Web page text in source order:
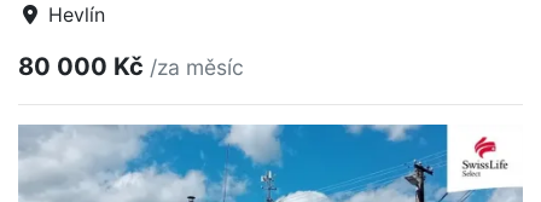
Hevlín
80 000 Kč /za měsíc